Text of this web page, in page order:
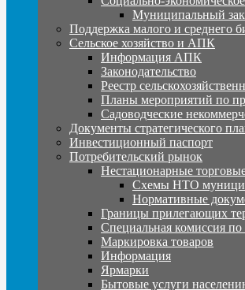
Муниципальный
Поддержка малого и среднего
Сельское хозяйство и АПК
Информация АПК
Законодательство
Реестр
Планы мероприятий по
Садоводческие
Документы стратегического
Инвестиционный паспорт
Потребительский рынок
Нестационарные
Схемы НТО
Нормативные
Границы прилегающих
Специальная комиссия
Маркировка товаров
Информация
Ярмарки
Бытовые услуги